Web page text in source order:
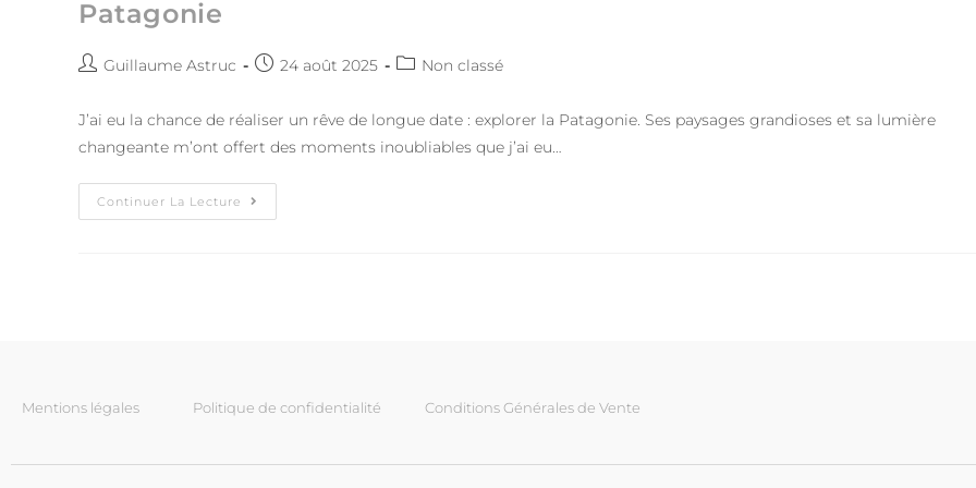
Patagonie
Guillaume Astruc 24 août 2025 Non classé
J’ai eu la chance de réaliser un rêve de longue date : explorer la Patagonie. Ses paysages grandioses et sa lumière
changeante m’ont offert des moments inoubliables que j’ai eu…
Continuer La Lecture
Mentions légales Politique de confidentialité Conditions Générales de Vente